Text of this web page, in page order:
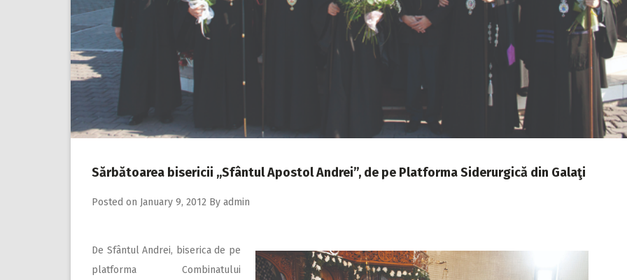
Sărbătoarea bisericii ,,Sfântul Apostol Andrei”, de pe Platforma Siderurgică din Galaţi
Posted on January 9, 2012 By admin
De Sfântul Andrei, biserica de pe
platforma Combinatului